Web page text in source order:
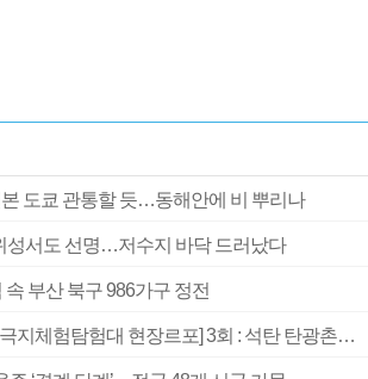
도쿄 관통할 듯…동해안에 비 뿌리나
성서도 선명…저수지 바닥 드러났다
부산 북구 986가구 정전
[2026 부산청소년극지체험탐험대 현장르포] 3회 : 석탄 탄광촌에서 북극 연구의 중심지로